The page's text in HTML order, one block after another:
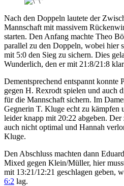
Nach den Doppeln lautete der
Mannschaft mit massivem
starten. Den Anfang machte Theo
parallel zu den Doppeln, wobei hier
mit 5:0 den Sieg zu sichern. Dies
Wunderlich, den er mit 21:8/21:8
Dementsprechend entspannt konnte
gegen H. Rexrodt spielen und auch
für die Mannschaft sichern. Im
Gegnerin T. Kluge echt zu kämpfen
leider knapp mit 20:22 abgeben.
auch nicht optimal und Hannah
Kluge.
Den Abschluss machten dann
Mixed gegen Klein/Müller, hier
mit 13:21/12:21 geschlagen geben,
6:2 lag.